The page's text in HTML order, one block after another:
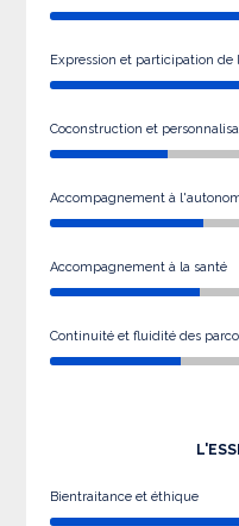
Expression et participation de
Coconstruction et
Accompagnement à
Accompagnement à la santé
Continuité et fluidité des
Bientraitance et éthique